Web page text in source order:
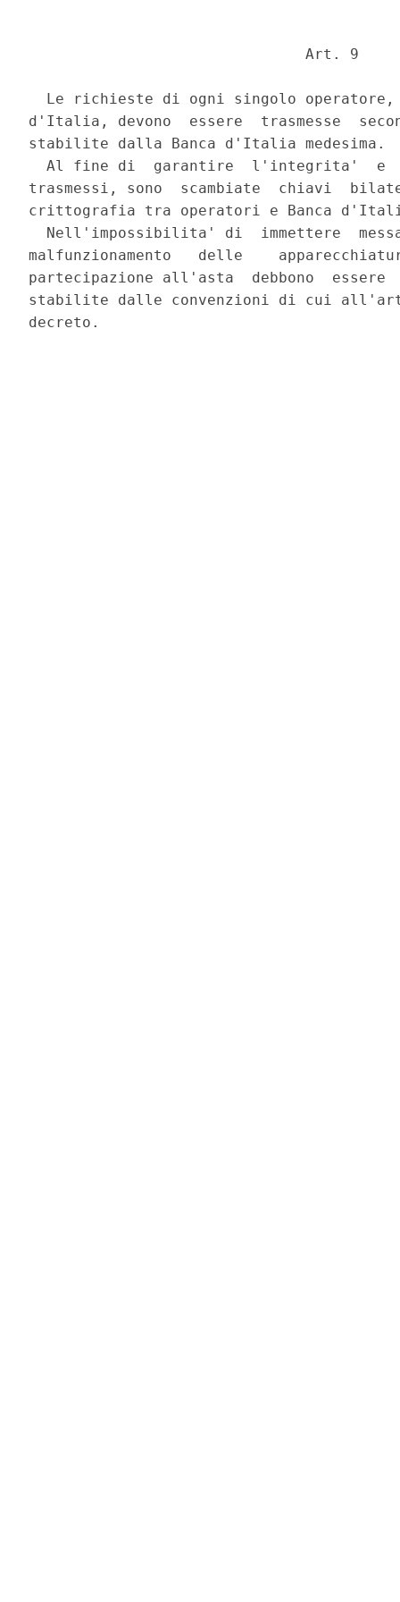
                               Art. 9
Le richieste di ogni singolo
d'Italia, devono  essere  trasmesse
stabilite dalla Banca d'Italia medesima.
Al fine di  garantire  l'integrita'  e
trasmessi, sono  scambiate  chiavi
crittografia tra operatori e Banca
Nell'impossibilita' di  immettere
malfunzionamento   delle
partecipazione all'asta  debbono
stabilite dalle convenzioni di cui all'art.